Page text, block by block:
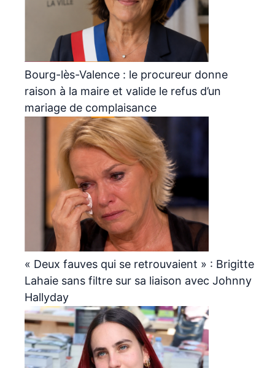
Bourg-lès-Valence : le procureur donne
raison à la maire et valide le refus d’un
mariage de complaisance
« Deux fauves qui se retrouvaient » : Brigitte
Lahaie sans filtre sur sa liaison avec Johnny
Hallyday